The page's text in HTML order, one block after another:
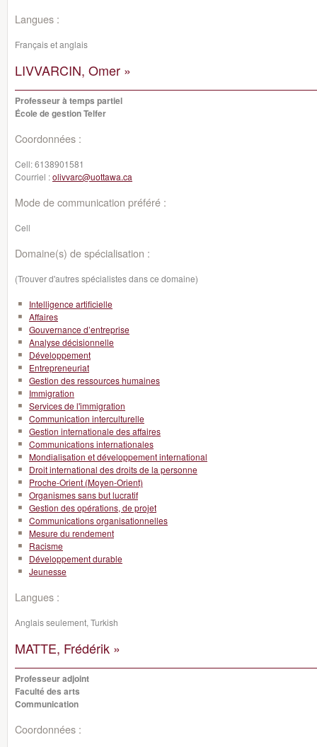
Langues :
Français et anglais
LIVVARCIN, Omer »
Professeur à temps partiel
École de gestion Telfer
Coordonnées :
Cell:6138901581
Courriel :olivvarc@uottawa.ca
Mode de communication préféré :
Cell
Domaine(s) de spécialisation :
(Trouver d'autres spécialistes dans ce domaine)
Intelligence artificielle
Affaires
Gouvernance d’entreprise
Analyse décisionnelle
Développement
Entrepreneuriat
Gestion des ressources humaines
Immigration
Services de l'immigration
Communication interculturelle
Gestion internationale des affaires
Communications internationales
Mondialisation et développement international
Droit international des droits de la personne
Proche-Orient (Moyen-Orient)
Organismes sans but lucratif
Gestion des opérations, de projet
Communications organisationnelles
Mesure du rendement
Racisme
Développement durable
Jeunesse
Langues :
Anglais seulement, Turkish
MATTE, Frédérik »
Professeur adjoint
Faculté des arts
Communication
Coordonnées :